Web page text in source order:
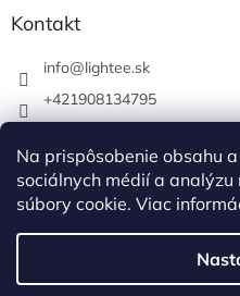
Na prispôsobenie obsahu
sociálnych médií a
súbory cookie. Viac
Kontakt
info@lightee.sk
+421908134795
lightee.sk